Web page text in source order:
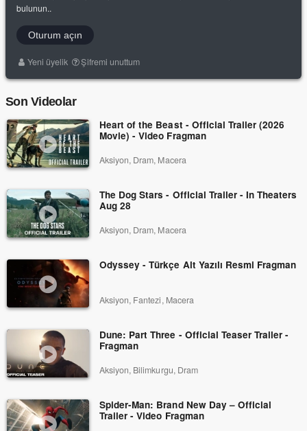
bulunun..
Oturum açın
Yeni üyelik Şifremi unuttum
Son Videolar
Heart of the Beast - Official Trailer (2026
Movie) - Video Fragman
Aksiyon, Dram, Macera
The Dog Stars - Official Trailer - In Theaters
Aug 28
Aksiyon, Dram, Macera
Odyssey - Türkçe Alt Yazılı Resmi Fragman
Aksiyon, Fantezi, Macera
Dune: Part Three - Official Teaser Trailer -
Fragman
Aksiyon, Bilimkurgu, Dram
Spider-Man: Brand New Day – Official
Trailer - Video Fragman